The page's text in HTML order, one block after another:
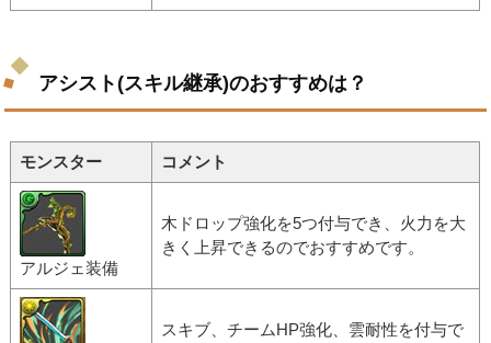
アシスト(スキル継承)のおすすめは？
モンスター コメント
アルジェ装備
木ドロップ強化を5つ付与でき、火力を大
きく上昇できるのでおすすめです。
スキブ、チームHP強化、雲耐性を付与で